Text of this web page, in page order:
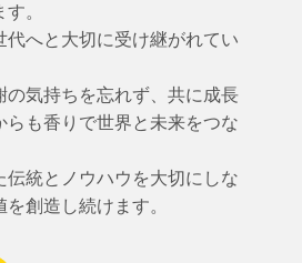
。
代へと大切に受け継がれてい
の気持ちを忘れず、共に成長
らも香りで世界と未来をつな
伝統とノウハウを大切にしな
創造し続けます。